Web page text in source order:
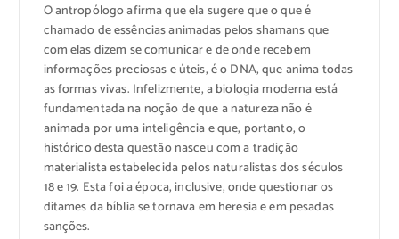
O antropólogo afirma que ela sugere que o que é
chamado de essências animadas pelos shamans que
com elas dizem se comunicar e de onde recebem
informações preciosas e úteis, é o DNA, que anima todas
as formas vivas. Infelizmente, a biologia moderna está
fundamentada na noção de que a natureza não é
animada por uma inteligência e que, portanto, o
histórico desta questão nasceu com a tradição
materialista estabelecida pelos naturalistas dos séculos
18 e 19. Esta foi a época, inclusive, onde questionar os
ditames da bíblia se tornava em heresia e em pesadas
sanções.